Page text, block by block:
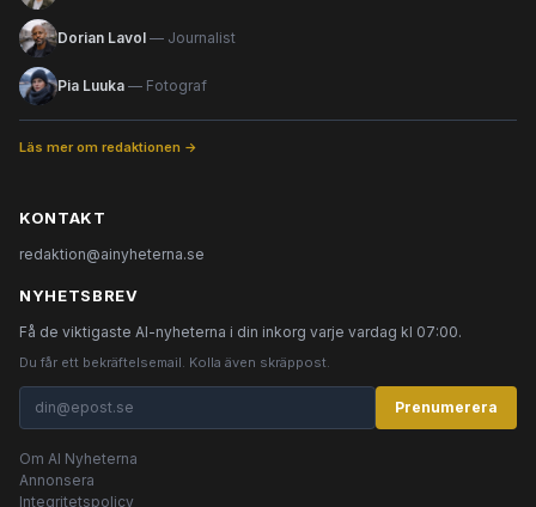
Dorian Lavol — Journalist
Pia Luuka — Fotograf
Läs mer om redaktionen →
KONTAKT
redaktion@ainyheterna.se
NYHETSBREV
Få de viktigaste AI-nyheterna i din inkorg varje vardag kl 07:00.
Du får ett bekräftelsemail. Kolla även skräppost.
Prenumerera
Om AI Nyheterna
Annonsera
Integritetspolicy